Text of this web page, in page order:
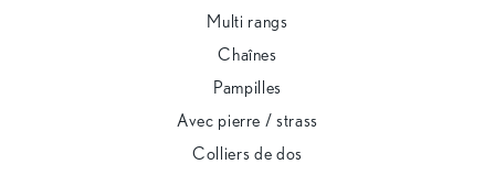
Multi rangs
Chaînes
Pampilles
Avec pierre / strass
Colliers de dos